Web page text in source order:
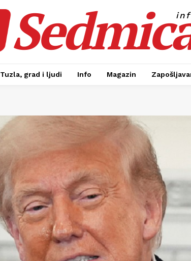
Tuzla, grad i ljudi Info Magazin